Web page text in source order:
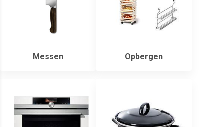
Messen Opbergen